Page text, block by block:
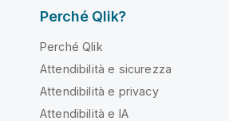
Perché Qlik?
Perché Qlik
Attendibilità e sicurezza
Attendibilità e privacy
Attendibilità e IA